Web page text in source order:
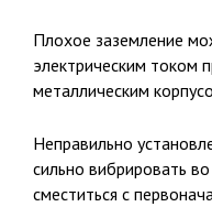
Плохое заземление
электрическим током
металлическим
Неправильно
сильно вибрировать
сместиться с